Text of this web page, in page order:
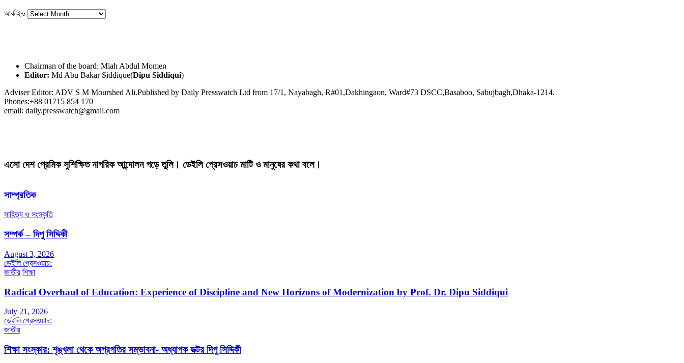
আর্কাইভ
Chairman of the board: Miah Abdul Momen
Editor: Md Abu Bakar Siddique(Dipu Siddiqui)
Adviser Editor: ADV S M Mourshed Ali.Published by Daily Presswatch Ltd from 17/1, Nayabagh, R#01,Dakhingaon, Ward#73 DSCC,Basaboo, Sabujbagh,Dhaka-1214.
Phones:+88 01715 854 170
email: daily.presswatch@gmail.com
এসো দেশ প্রেমিক সুশিক্ষিত নাগরিক আন্দোলন গড়ে তুলি। ডেইলি প্রেসওয়াচ মাটি ও মানুষের কথা বলে।
সাম্প্রতিক
সাহিত্য ও সংস্কৃতি
সম্পর্ক – দিপু সিদ্দিকী
August 3, 2026
ডেইলি প্রেসওয়াচ:
জাতীয় শিক্ষা
Radical Overhaul of Education: Experience of Discipline and New Horizons of Modernization by Prof. Dr. Dipu Siddiqui
July 21, 2026
ডেইলি প্রেসওয়াচ:
জাতীয়
শিক্ষা সংস্কার: শৃঙ্খলা থেকে অগ্রগতির সম্ভাবনা- অধ্যাপক ডক্টর দিপু সিদ্দিকী